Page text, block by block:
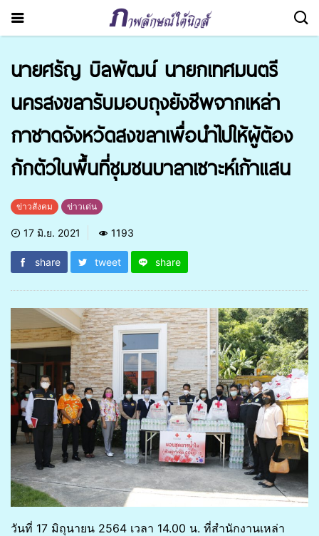
นายศรัญ บิลพัฒน์ นายกเทศมนตรี
นครสงขลารับมอบถุงยังชีพจากเหล่า
กาชาดจังหวัดสงขลาเพื่อนำไปให้ผู้ต้อง
กักตัวในพื้นที่ชุมชนบาลาเซาะห์เก้าแสน
ข่าวสังคม ข่าวเด่น
17 มิ.ย. 2021 1193
share tweet share
วันที่ 17 มิถุนายน 2564 เวลา 14.00 น. ที่สำนักงานเหล่า